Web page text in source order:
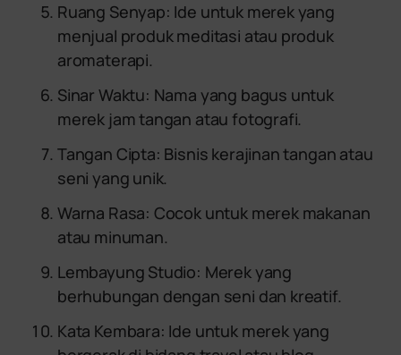
Ruang Senyap: Ide untuk merek yang
menjual produk meditasi atau produk
aromaterapi.
Sinar Waktu: Nama yang bagus untuk
merek jam tangan atau fotografi.
Tangan Cipta: Bisnis kerajinan tangan atau
seni yang unik.
Warna Rasa: Cocok untuk merek makanan
atau minuman.
Lembayung Studio: Merek yang
berhubungan dengan seni dan kreatif.
Kata Kembara: Ide untuk merek yang